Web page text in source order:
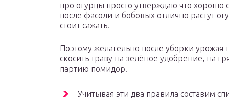
про огурцы просто утверждаю что хорошо
после фасоли и бобовых отлично растут
стоит сажать.
Поэтому желательно после уборки урожая
скосить траву на зелёное удобрение, на
партию помидор.
Учитывая эти два правила составим